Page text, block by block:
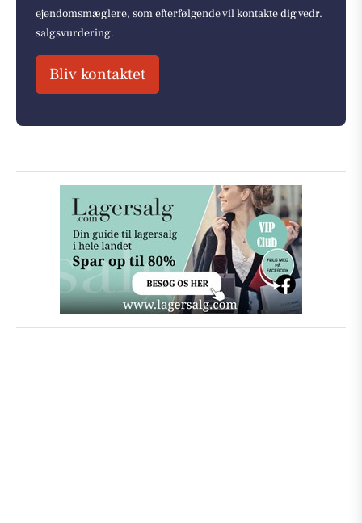
ejendomsmæglere, som efterfølgende vil kontakte dig vedr.
salgsvurdering.
Bliv kontaktet